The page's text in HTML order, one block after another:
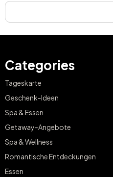
Categories
Tageskarte
Geschenk-Ideen
Spa & Essen
Getaway-Angebote
Spa & Wellness
Romantische Entdeckungen
Essen